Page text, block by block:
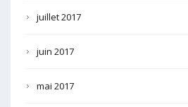
juillet 2017
juin 2017
mai 2017